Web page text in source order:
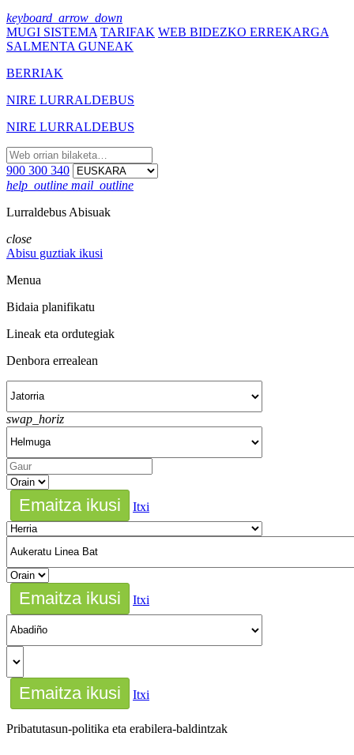
keyboard_arrow_down
MUGI SISTEMA TARIFAK WEB BIDEZKO ERREKARGA
SALMENTA GUNEAK
BERRIAK
NIRE LURRALDEBUS
NIRE LURRALDEBUS
900 300 340
help_outline mail_outline
Lurraldebus Abisuak
close
Abisu guztiak ikusi
Menua
Bidaia planifikatu
Lineak eta ordutegiak
Denbora errealean
swap_horiz
Itxi
Itxi
Itxi
Pribatutasun-politika eta erabilera-baldintzak